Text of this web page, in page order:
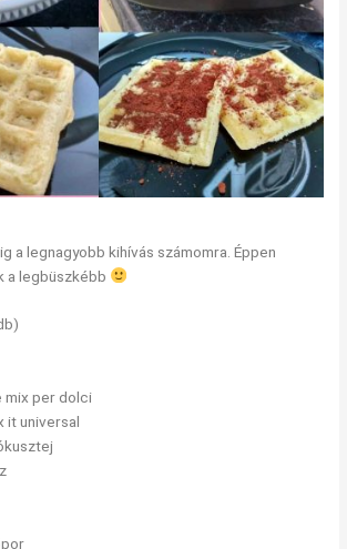
a legnagyobb kihívás számomra. Éppen
a legbüszkébb
mix per dolci
it universal